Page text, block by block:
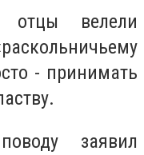
велели
- принимать
заявил